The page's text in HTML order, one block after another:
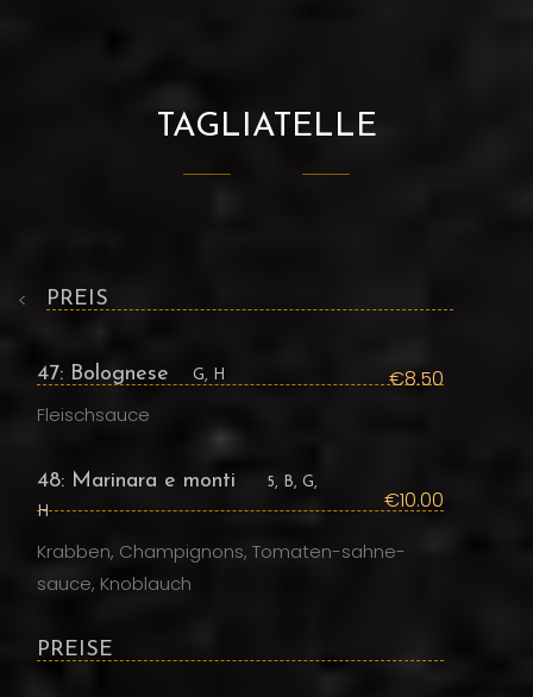
TAGLIATELLE
< PREIS
47: Bolognese G, H €8.50
Fleischsauce
48: Marinara e monti
5, B, G,
H
€10.00
Krabben, Champignons, Tomaten-sahne-
sauce, Knoblauch
PREISE